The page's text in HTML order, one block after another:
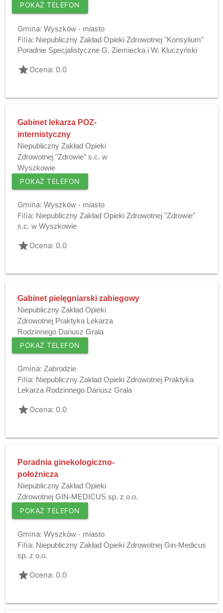
POKAŻ TELEFON
Gmina: Wyszków - miasto
Filia: Niepubliczny Zakład Opieki Zdrowotnej "Konsylium"
Poradnie Specjalistyczne G. Ziemiecka i W. Kluczyński
gradeOcena: 0.0
Gabinet lekarza POZ-
internistyczny
Niepubliczny Zakład Opieki
Zdrowotnej "Zdrowie" s.c. w
Wyszkowie
POKAŻ TELEFON
Gmina: Wyszków - miasto
Filia: Niepubliczny Zakład Opieki Zdrowotnej "Zdrowie"
s.c. w Wyszkowie
gradeOcena: 0.0
Gabinet pielęgniarski zabiegowy
Niepubliczny Zakład Opieki
Zdrowotnej Praktyka Lekarza
Rodzinnego Dariusz Grala
POKAŻ TELEFON
Gmina: Zabrodzie
Filia: Niepubliczny Zakład Opieki Zdrowotnej Praktyka
Lekarza Rodzinnego Dariusz Grala
gradeOcena: 0.0
Poradnia ginekologiczno-
położnicza
Niepubliczny Zakład Opieki
Zdrowotnej GIN-MEDICUS sp. z o.o.
POKAŻ TELEFON
Gmina: Wyszków - miasto
Filia: Niepubliczny Zakład Opieki Zdrowotnej Gin-Medicus
sp. z o.o.
gradeOcena: 0.0